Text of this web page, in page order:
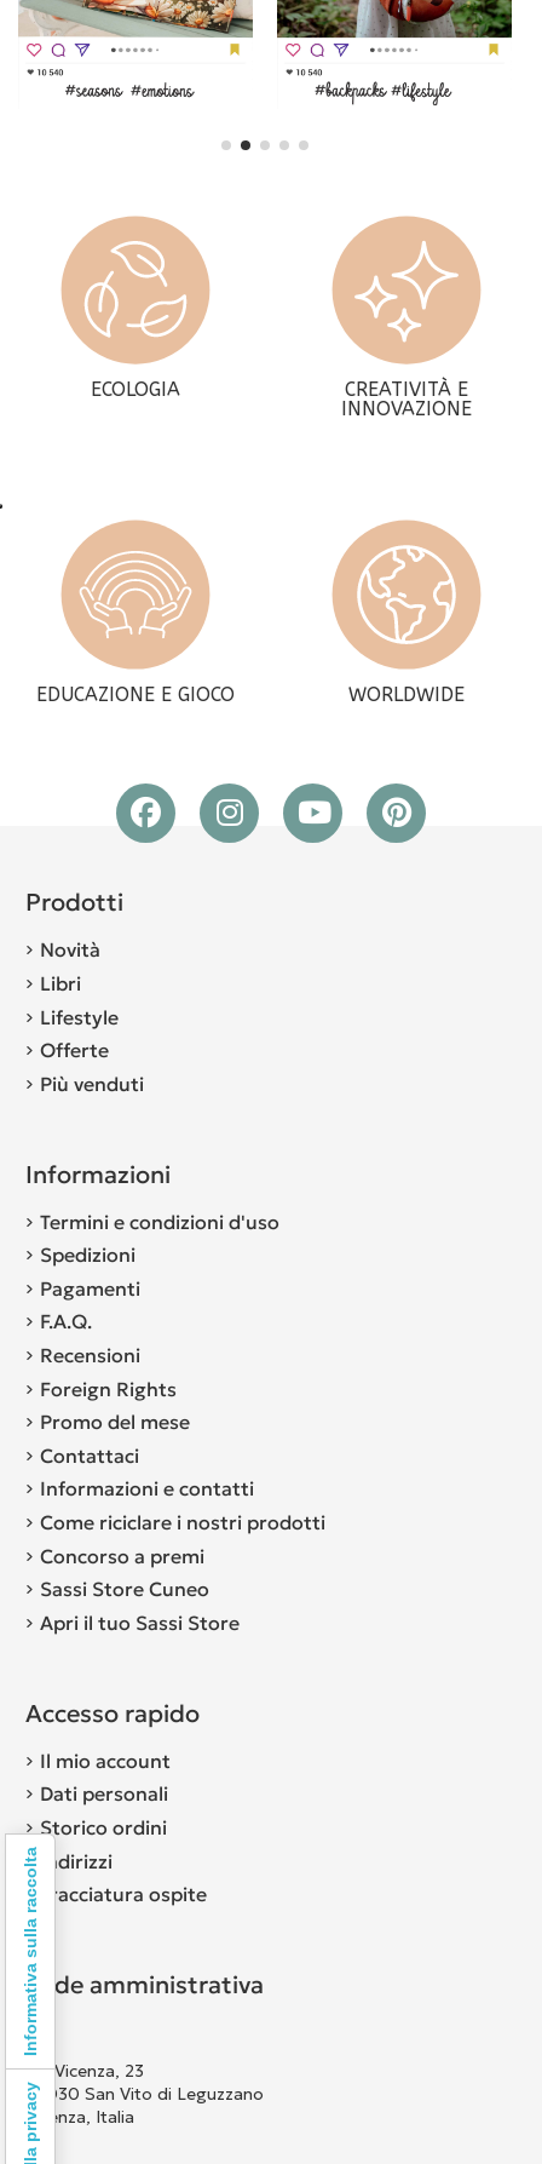
ECOLOGIA
CREATIVITÀ E
INNOVAZIONE
EDUCAZIONE E GIOCO WORLDWIDE
Prodotti
Novità
Libri
Lifestyle
Offerte
Più venduti
Informazioni
Termini e condizioni d'uso
Spedizioni
Pagamenti
F.A.Q.
Recensioni
Foreign Rights
Promo del mese
Contattaci
Informazioni e contatti
Come riciclare i nostri prodotti
Concorso a premi
Sassi Store Cuneo
Apri il tuo Sassi Store
Accesso rapido
Il mio account
Dati personali
Storico ordini
Indirizzi
Tracciatura ospite
Sede amministrativa
Via Vicenza, 23
36030 San Vito di Leguzzano
Vicenza, Italia
Informativa sulla raccolta